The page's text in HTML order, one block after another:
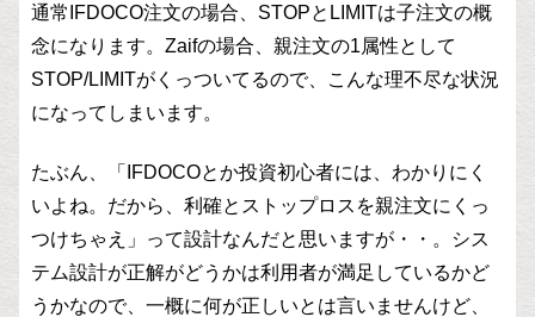
通常IFDOCO注文の場合、STOPとLIMITは子注文の概
念になります。Zaifの場合、親注文の1属性として
STOP/LIMITがくっついてるので、こんな理不尽な状況
になってしまいます。
たぶん、「IFDOCOとか投資初心者には、わかりにく
いよね。だから、利確とストップロスを親注文にくっ
つけちゃえ」って設計なんだと思いますが・・。シス
テム設計が正解がどうかは利用者が満足しているかど
うかなので、一概に何が正しいとは言いませんけど、